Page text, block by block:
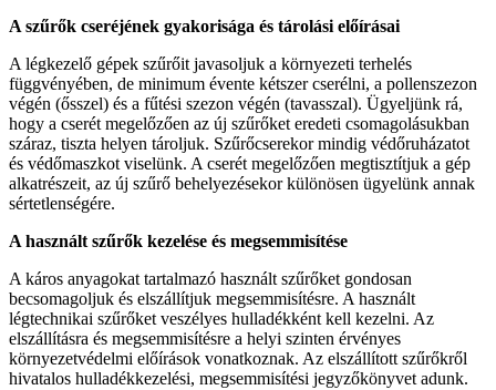
A szűrők cseréjének gyakorisága és tárolási előírásai
A légkezelő gépek szűrőit javasoljuk a környezeti terhelés
függvényében, de minimum évente kétszer cserélni, a pollenszezon
végén (ősszel) és a fűtési szezon végén (tavasszal). Ügyeljünk rá,
hogy a cserét megelőzően az új szűrőket eredeti csomagolásukban
száraz, tiszta helyen tároljuk. Szűrőcserekor mindig védőruházatot
és védőmaszkot viselünk. A cserét megelőzően megtisztítjuk a gép
alkatrészeit, az új szűrő behelyezésekor különösen ügyelünk annak
sértetlenségére.
A használt szűrők kezelése és megsemmisítése
A káros anyagokat tartalmazó használt szűrőket gondosan
becsomagoljuk és elszállítjuk megsemmisítésre. A használt
légtechnikai szűrőket veszélyes hulladékként kell kezelni. Az
elszállításra és megsemmisítésre a helyi szinten érvényes
környezetvédelmi előírások vonatkoznak. Az elszállított szűrőkről
hivatalos hulladékkezelési, megsemmisítési jegyzőkönyvet adunk.